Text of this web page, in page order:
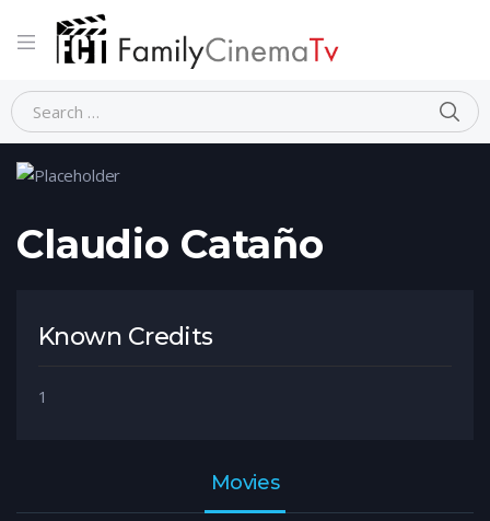
Home Person Claudio Cataño
Claudio Cataño
Known Credits
1
Movies